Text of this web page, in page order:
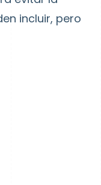
incluir, pero